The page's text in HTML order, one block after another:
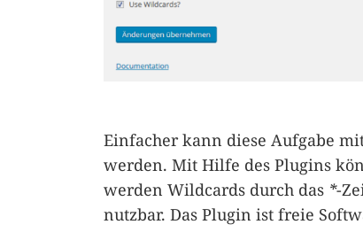
Einfacher kann diese Aufgabe
werden. Mit Hilfe des Plugins
werden Wildcards durch das *-
nutzbar. Das Plugin ist freie